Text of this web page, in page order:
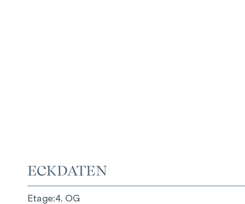
ECKDATEN
Etage 4. OG